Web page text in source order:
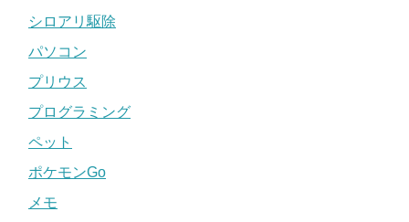
シロアリ駆除
パソコン
プリウス
プログラミング
ペット
ポケモンGo
メモ